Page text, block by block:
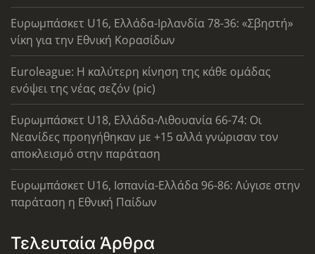
Ευρωμπάσκετ U16, Ελλάδα-Ιρλανδία 78-36: «Σβηστή»
νίκη για την Εθνική Κορασίδων
Euroleague: Η καλύτερη κίνηση της κάθε ομάδας
ενόψει της νέας σεζόν (pic)
Ευρωμπάσκετ U18, Ελλάδα-Λιθουανία 66-74: Οι
Νεανίδες προηγήθηκαν με +15 αλλά γνώρισαν τον
αποκλεισμό στην παράταση
Ευρωμπάσκετ U16, Ισπανία-Ελλάδα 96-86: Λύγισε στην
παράταση η Εθνική Παίδων
Τελευταία Άρθρα